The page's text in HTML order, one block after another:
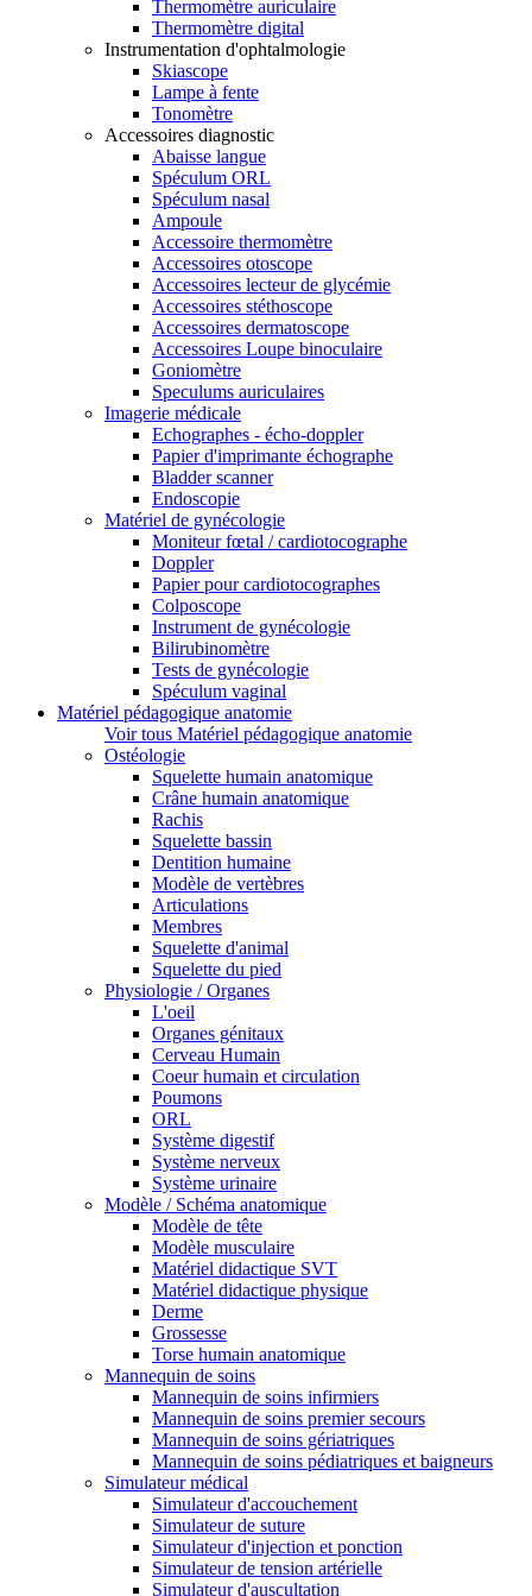
Thermomètre auriculaire
Thermomètre digital
Instrumentation d'ophtalmologie
Skiascope
Lampe à fente
Tonomètre
Accessoires diagnostic
Abaisse langue
Spéculum ORL
Spéculum nasal
Ampoule
Accessoire thermomètre
Accessoires otoscope
Accessoires lecteur de glycémie
Accessoires stéthoscope
Accessoires dermatoscope
Accessoires Loupe binoculaire
Goniomètre
Speculums auriculaires
Imagerie médicale
Echographes - écho-doppler
Papier d'imprimante échographe
Bladder scanner
Endoscopie
Matériel de gynécologie
Moniteur fœtal / cardiotocographe
Doppler
Papier pour cardiotocographes
Colposcope
Instrument de gynécologie
Bilirubinomètre
Tests de gynécologie
Spéculum vaginal
Matériel pédagogique anatomie
Voir tous Matériel pédagogique anatomie
Ostéologie
Squelette humain anatomique
Crâne humain anatomique
Rachis
Squelette bassin
Dentition humaine
Modèle de vertèbres
Articulations
Membres
Squelette d'animal
Squelette du pied
Physiologie / Organes
L'oeil
Organes génitaux
Cerveau Humain
Coeur humain et circulation
Poumons
ORL
Système digestif
Système nerveux
Système urinaire
Modèle / Schéma anatomique
Modèle de tête
Modèle musculaire
Matériel didactique SVT
Matériel didactique physique
Derme
Grossesse
Torse humain anatomique
Mannequin de soins
Mannequin de soins infirmiers
Mannequin de soins premier secours
Mannequin de soins gériatriques
Mannequin de soins pédiatriques et baigneurs
Simulateur médical
Simulateur d'accouchement
Simulateur de suture
Simulateur d'injection et ponction
Simulateur de tension artérielle
Simulateur d'auscultation